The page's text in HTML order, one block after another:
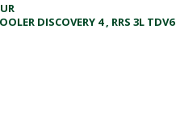
DISCOVERY 4 , RRS 3L TDV6